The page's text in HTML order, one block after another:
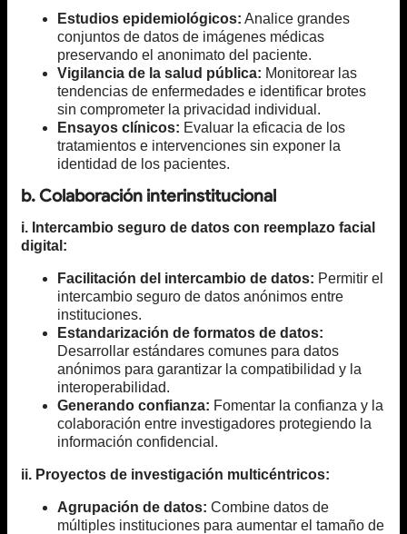
Estudios epidemiológicos: Analice grandes
conjuntos de datos de imágenes médicas
preservando el anonimato del paciente.
Vigilancia de la salud pública: Monitorear las
tendencias de enfermedades e identificar brotes
sin comprometer la privacidad individual.
Ensayos clínicos: Evaluar la eficacia de los
tratamientos e intervenciones sin exponer la
identidad de los pacientes.
b. Colaboración interinstitucional
i. Intercambio seguro de datos con reemplazo facial
digital:
Facilitación del intercambio de datos: Permitir el
intercambio seguro de datos anónimos entre
instituciones.
Estandarización de formatos de datos:
Desarrollar estándares comunes para datos
anónimos para garantizar la compatibilidad y la
interoperabilidad.
Generando confianza: Fomentar la confianza y la
colaboración entre investigadores protegiendo la
información confidencial.
ii. Proyectos de investigación multicéntricos:
Agrupación de datos: Combine datos de
múltiples instituciones para aumentar el tamaño de